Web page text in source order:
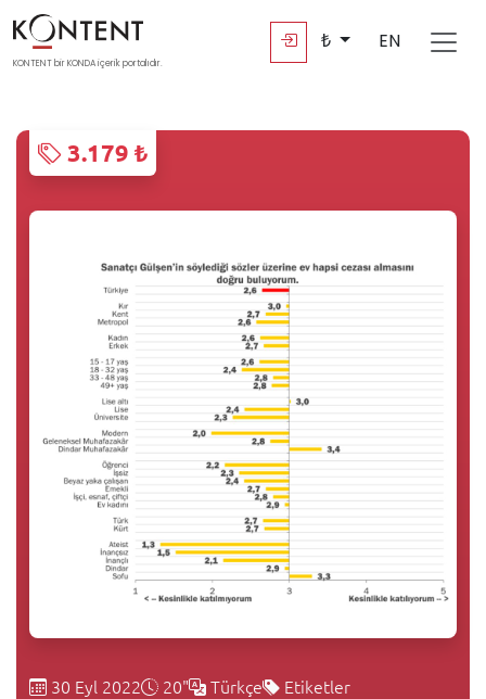
KONTENT bir KONDA içerik portalıdır.
₺ EN
3.179 ₺
30 Eyl 2022 20" Türkçe Etiketler